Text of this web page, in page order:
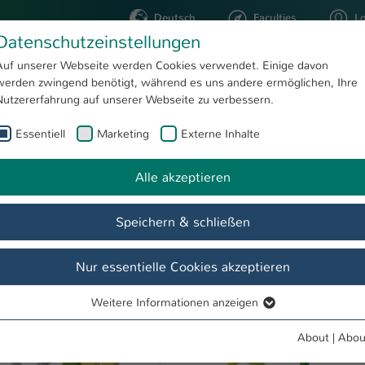
Deutsch Faculties
STUDYING RESEARCH
Sustainable Materials Products and Processes (STAMP) Projects
unserer Webseite werden Cookies verwendet. Einige davon
zwingend benötigt, während es uns andere ermöglichen, Ihre
auf unserer Webseite zu verbessern.
Essentiell Marketing Externe Inhalte
Alle akzeptieren
Speichern & schließen
Nur essentielle Cookies akzeptieren
Essentielle Cookies werden für grundlegende Funktionen der
Weitere Informationen anzeigen
About |